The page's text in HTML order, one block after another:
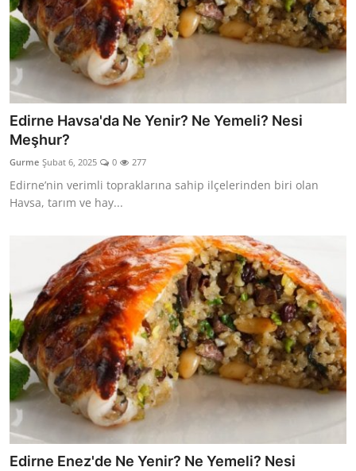
Edirne Havsa'da Ne Yenir? Ne Yemeli? Nesi
Meşhur?
Gurme Şubat 6, 2025 0 277
Edirne’nin verimli topraklarına sahip ilçelerinden biri olan
Havsa, tarım ve hay...
Edirne Enez'de Ne Yenir? Ne Yemeli? Nesi